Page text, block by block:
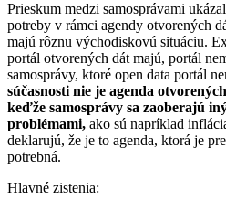
Prieskum medzi samosprávami
potreby v rámci agendy otvorených
majú rôznu východiskovú situáciu.
portál otvorených dát majú, portál
samosprávy, ktoré open data portál
súčasnosti nie je agenda
keďže samosprávy sa zaoberajú
problémami, ako sú napríklad
deklarujú, že je to agenda, ktorá je
potrebná.
Hlavné zistenia: